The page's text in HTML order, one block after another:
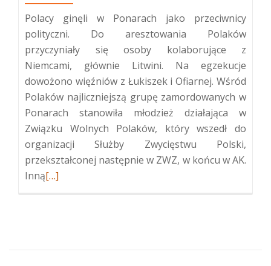
Polacy ginęli w Ponarach jako przeciwnicy
polityczni. Do aresztowania Polaków
przyczyniały się osoby kolaborujące z
Niemcami, głównie Litwini. Na egzekucje
dowożono więźniów z Łukiszek i Ofiarnej. Wśród
Polaków najliczniejszą grupę zamordowanych w
Ponarach stanowiła młodzież działająca w
Związku Wolnych Polaków, który wszedł do
organizacji Służby Zwycięstwu Polski,
przekształconej następnie w ZWZ, w końcu w AK.
InnąWięcej
w
[…]